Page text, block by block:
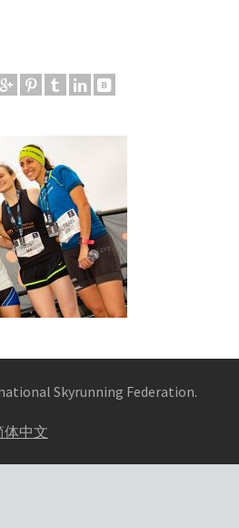
Skyrunning Federation.
体中文